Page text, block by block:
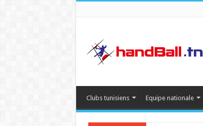
Clubs tunisiens Equipe nationale